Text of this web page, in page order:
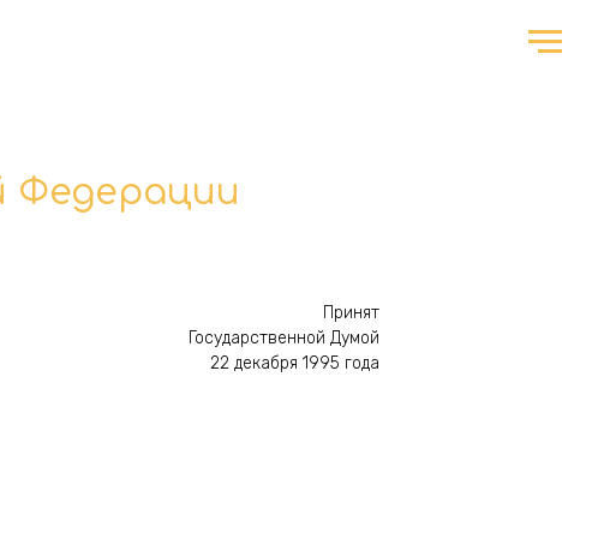
Федерации
Принят
Государственной Думой
22 декабря 1995 года